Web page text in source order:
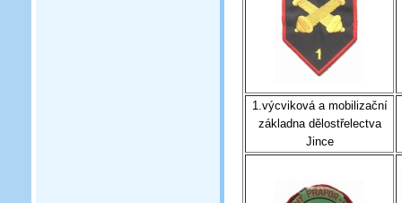
1.výcviková a mobilizační
základna dělostřelectva
Jince